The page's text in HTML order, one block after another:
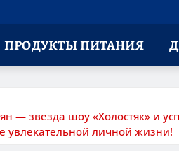
ПРОДУКТЫ ПИТАНИЯ
— звезда шоу «Холостяк» и
увлекательной личной жизни!